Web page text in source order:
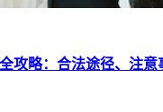
攻略：合法途径、注意